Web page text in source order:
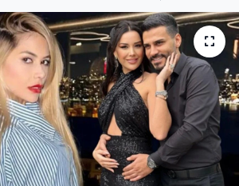
Bilim